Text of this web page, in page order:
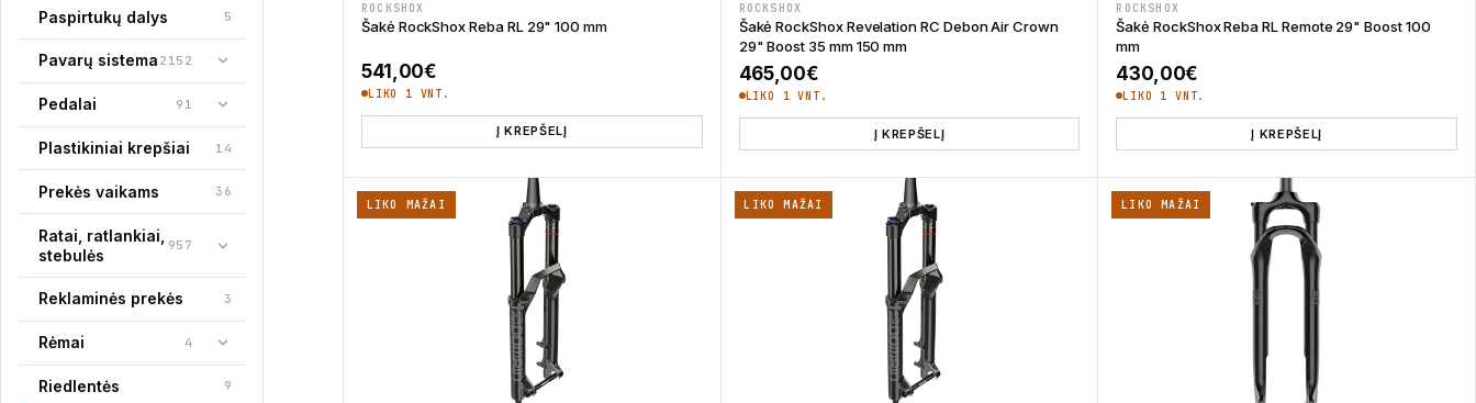
Paspirtukų dalys 5
Pavarų sistema 2152
Pedalai 91
Plastikiniai krepšiai 14
Prekės vaikams 36
Ratai, ratlankiai,
stebulės
957
Reklaminės prekės 3
Rėmai 4
Riedlentės 9
ROCKSHOX
Šakė RockShox Reba RL 29" 100 mm
541,00€
LIKO 1 VNT.
Į KREPŠELĮ
ROCKSHOX
Šakė RockShox Revelation RC Debon Air Crown
29" Boost 35 mm 150 mm
465,00€
LIKO 1 VNT.
Į KREPŠELĮ
ROCKSHOX
Šakė RockShox Reba RL Remote 29" Boost 100
mm
430,00€
LIKO 1 VNT.
Į KREPŠELĮ
LIKO MAŽAI LIKO MAŽAI LIKO MAŽAI